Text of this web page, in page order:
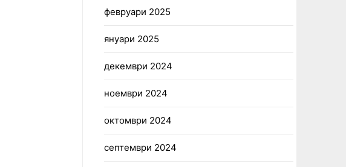
февруари 2025
януари 2025
декември 2024
ноември 2024
октомври 2024
септември 2024